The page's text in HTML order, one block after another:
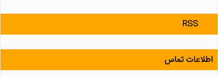
RSS
اطلاعات تماس